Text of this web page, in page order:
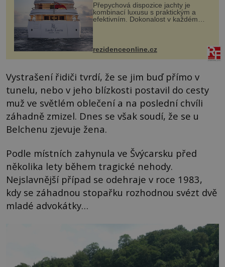
Přepychová dispozice jachty je
kombinací luxusu s praktickým a
efektivním. Dokonalost v každém
detailu představuje značka Fendi
Casa, kterou byly vybaveny její
paluby. Monacký přístav nabízí
každoročn...
rezidenceonline.cz
Vystrašení řidiči tvrdí, že se jim buď přímo v
tunelu, nebo v jeho blízkosti postavil do cesty
muž ve světlém oblečení a na poslední chvíli
záhadně zmizel. Dnes se však soudí, že se u
Belchenu zjevuje žena.
Podle místních zahynula ve Švýcarsku před
několika lety během tragické nehody.
Nejslavnější případ se odehraje v roce 1983,
kdy se záhadnou stopařku rozhodnou svézt dvě
mladé advokátky…